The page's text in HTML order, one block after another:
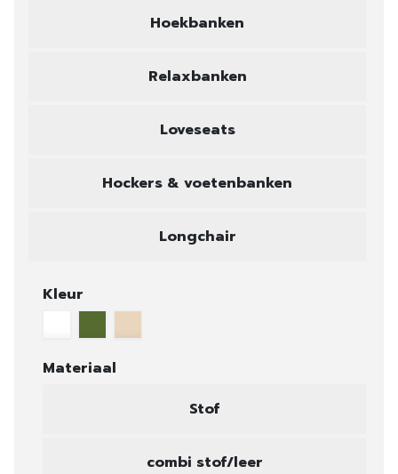
Hoekbanken
Relaxbanken
Loveseats
Hockers & voetenbanken
Longchair
Kleur
Materiaal
Stof
combi stof/leer